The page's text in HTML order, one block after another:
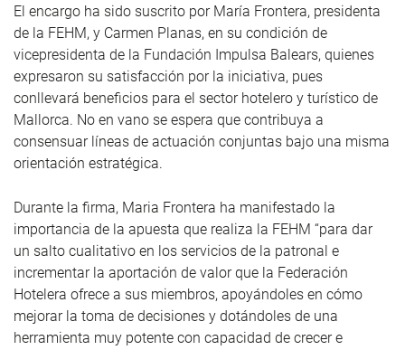
El encargo ha sido suscrito por María Frontera, presidenta
de la FEHM, y Carmen Planas, en su condición de
vicepresidenta de la Fundación Impulsa Balears, quienes
expresaron su satisfacción por la iniciativa, pues
conllevará beneficios para el sector hotelero y turístico de
Mallorca. No en vano se espera que contribuya a
consensuar líneas de actuación conjuntas bajo una misma
orientación estratégica.
Durante la firma, Maria Frontera ha manifestado la
importancia de la apuesta que realiza la FEHM “para dar
un salto cualitativo en los servicios de la patronal e
incrementar la aportación de valor que la Federación
Hotelera ofrece a sus miembros, apoyándoles en cómo
mejorar la toma de decisiones y dotándoles de una
herramienta muy potente con capacidad de crecer e